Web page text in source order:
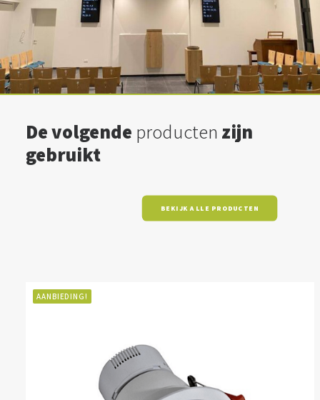
De volgende producten zijn
gebruikt
BEKIJK ALLE PRODUCTEN
AANBIEDING!